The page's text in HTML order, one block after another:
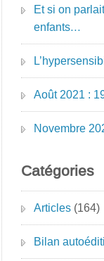
Et si on
enfants…
Août 2021 :
Novembre
Catégories
Articles (164)
Bilan